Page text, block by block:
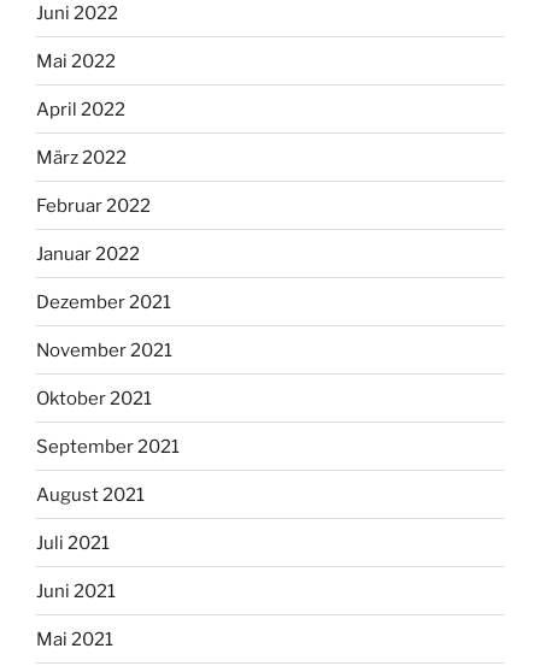
Juni 2022
Mai 2022
April 2022
März 2022
Februar 2022
Januar 2022
Dezember 2021
November 2021
Oktober 2021
September 2021
August 2021
Juli 2021
Juni 2021
Mai 2021